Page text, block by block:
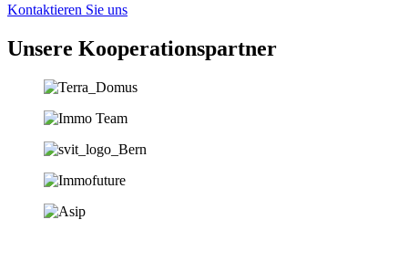
Kontaktieren Sie uns
Unsere Koopera­tions­partner